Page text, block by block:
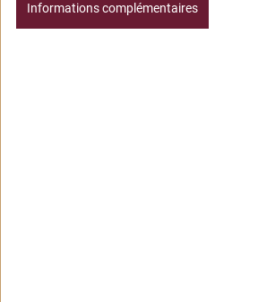
Informations complémentaires